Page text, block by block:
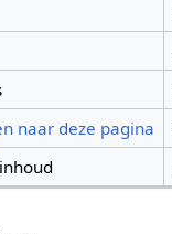
naar deze pagina